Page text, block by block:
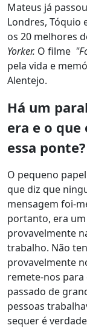
Mateus já
Londres, Tóquio
os 20 melhores
Yorker. O filme "
pela vida e
Alentejo.
Há um
era e o que
essa ponte?
O pequeno
que diz que
mensagem foi-
portanto, era
provavelmente
trabalho. Não
provavelmente
remete-nos para
passado de
pessoas
sequer é